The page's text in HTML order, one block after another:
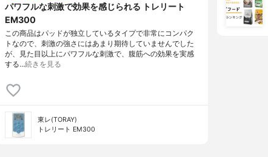
パワフルな刺激で効果を感じられる トレリート
EM300
この商品はパッドが独立しているタイプで非常にコンパク
トなので、刺激の強さにはあまり期待していませんでした
が、見た目以上にパワフルな刺激で、腹筋への効果を実感
する…続きを見る
東レ(TORAY)
トレリート EM300